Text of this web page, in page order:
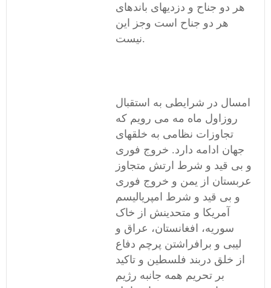
هر دو جناح و دزدیهای باندهای
هر دو جناح است وجز این
نیست.
امسال در شرایطی به استقبال
روزاول ماه مه می رویم که
تجاوزات نظامی به خلقهای
جهان ادامه دارد. خروج فوری
و بی قید و شرط ارتش متجاوز
عربستان از یمن و خروج فوری
و بی قید و شرط امپریالیسم
آمریکا و متحدینش از خاک
سوریه، افغانستان، عراق و
لیبی و برافراشتن پرچم دفاع
از خلق دربند فلسطین و تاکید
بر تحریم همه جانبه رژیم